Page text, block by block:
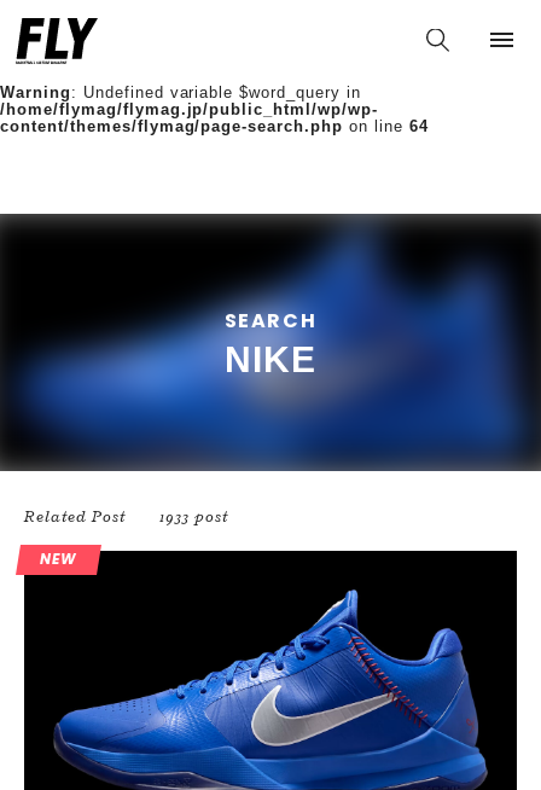
Warning: Undefined variable $words in
/home/flymag/flymag.jp/public_html/wp/wp-
content/themes/flymag/page-search.php
Warning : Undefined variable $word_query in
/home/flymag/flymag.jp/public_html/wp/wp-
content/themes/flymag/page-search.php on line 64
SEARCH
NIKE
Related Post 1933 post
NEW